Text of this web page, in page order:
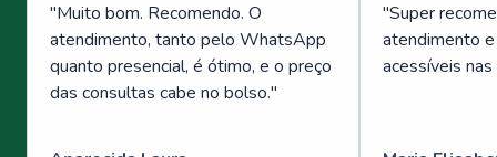
"Muito bom. Recomendo. O
atendimento, tanto pelo WhatsApp
quanto presencial, é ótimo, e o preço
das consultas cabe no bolso."
"Super
atendimento
acessíveis